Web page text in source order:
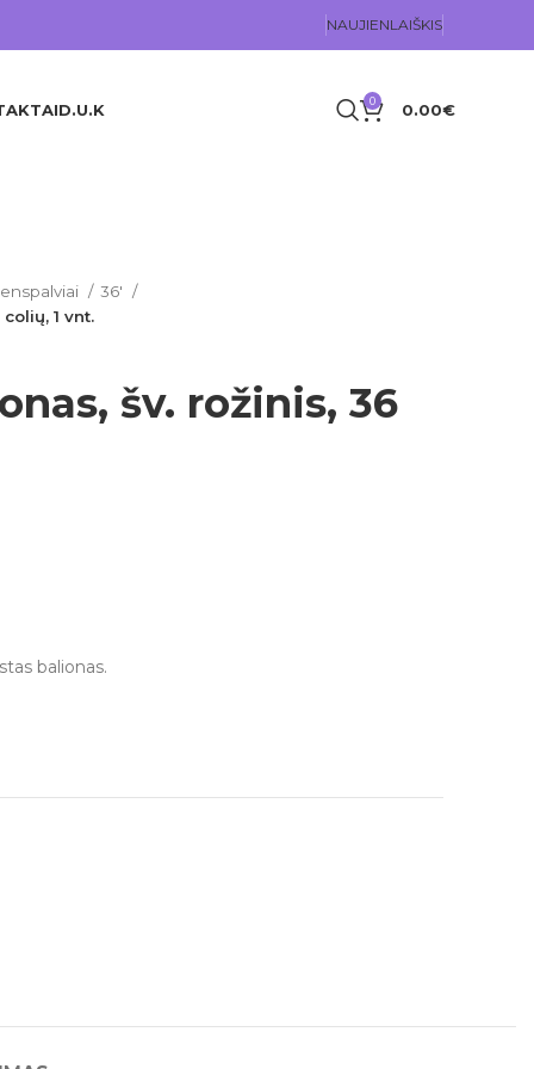
NAUJIENLAIŠKIS
D.U.K 0 0.00€
36'
1 vnt.
šv. rožinis, 36
balionas.